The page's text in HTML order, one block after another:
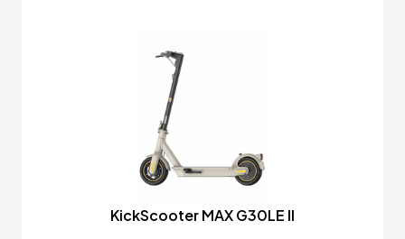
KickScooter MAX G30LE II